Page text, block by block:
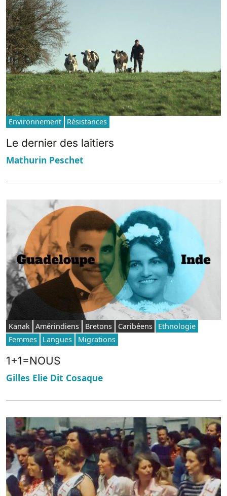
Environnement Résistances
Le dernier des laitiers
Mathurin Peschet
Kanak Amérindiens Bretons Caribéens
Ethnologie
Femmes
Langues Migrations
1+1=NOUS
Gilles Elie Dit Cosaque